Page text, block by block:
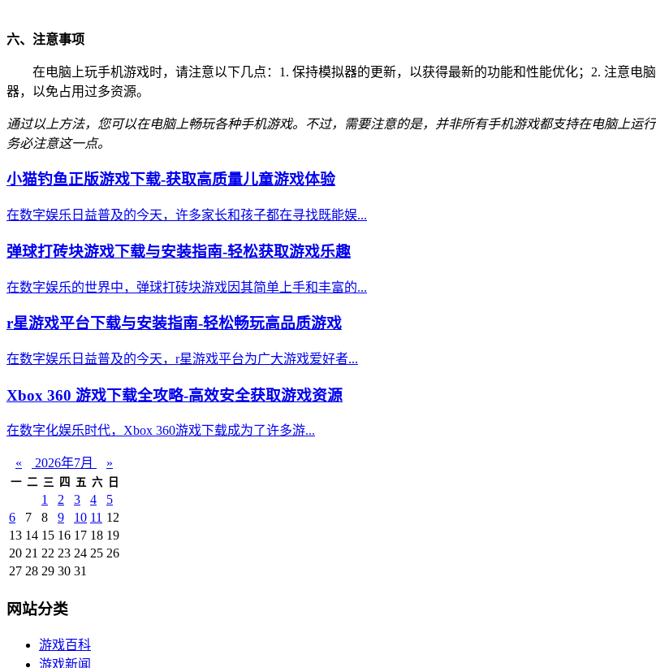
六、注意事项
在电脑上玩手机游戏时，请注意以下几点：1. 保持模拟器的更新，以获得最新的功能和性能优化；2. 注意电
器，以免占用过多资源。
通过以上方法，您可以在电脑上畅玩各种手机游戏。不过，需要注意的是，并非所有手机游戏都支持在电脑上
务必注意这一点。
小猫钓鱼正版游戏下载-获取高质量儿童游戏体验
在数字娱乐日益普及的今天，许多家长和孩子都在寻找既能娱...
弹球打砖块游戏下载与安装指南-轻松获取游戏乐趣
在数字娱乐的世界中，弹球打砖块游戏因其简单上手和丰富的...
r星游戏平台下载与安装指南-轻松畅玩高品质游戏
在数字娱乐日益普及的今天，r星游戏平台为广大游戏爱好者...
Xbox 360 游戏下载全攻略-高效安全获取游戏资源
在数字化娱乐时代，Xbox 360游戏下载成为了许多游...
« 2026年7月 »
一 二 三 四 五 六 日
1 2 3 4
5
6
7 8 9 10 11 12
13 14 15 16 17 18 19
20 21 22 23 24 25 26
27 28 29 30 31
网站分类
游戏百科
游戏新闻